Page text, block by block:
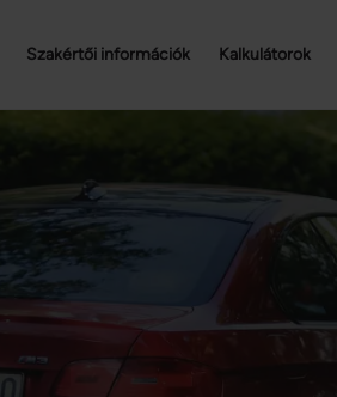
Szakértői információk Kalkulátorok